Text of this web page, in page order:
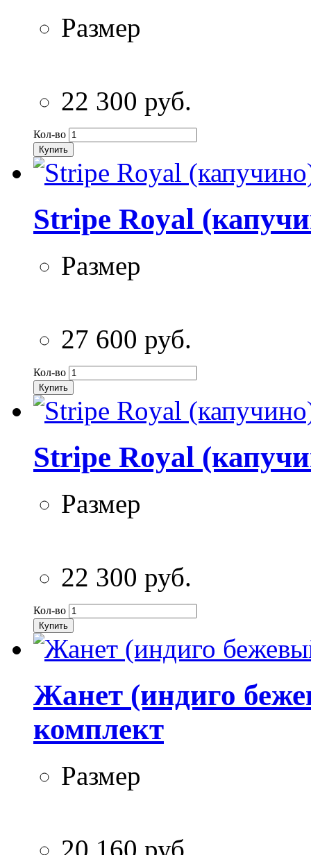
Размер
22 300 руб.
Кол-во
Купить
Stripe Royal
Размер
27 600 руб.
Кол-во
Купить
Stripe Royal
Размер
22 300 руб.
Кол-во
Купить
Жанет (индиго
комплект
Размер
20 160 руб.